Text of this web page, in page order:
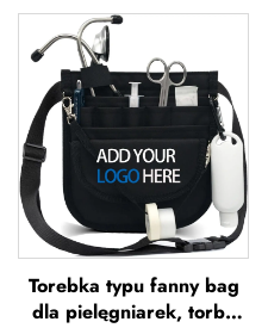
ochraniacze na piszczel
do piłki nożnej, ochrona
na nogi, ochraniacze na
piszczel do piłki nożnej
Torebka typu fanny bag
dla pielęgniarek, torba